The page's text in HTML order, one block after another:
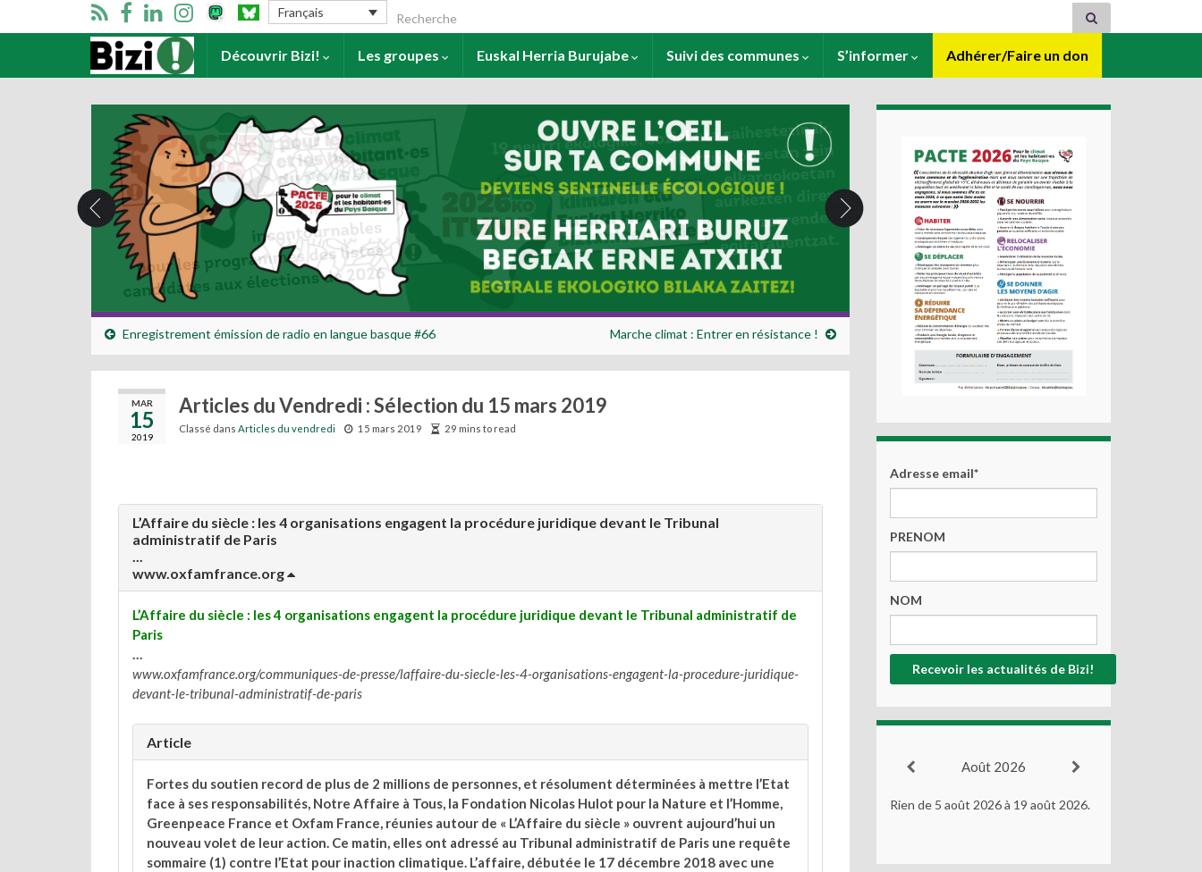
Français Search for:
Accueil Découvrir Bizi! Les groupes Euskal Herria Burujabe Suivi des communes S’informer Adhérer/Faire un don
Enregistrement émission de radio en langue basque #66 Marche climat : Entrer en résistance !
MAR
15
2019
Articles du Vendredi : Sélection du 15 mars 2019
Classé dans Articles du vendredi 15 mars 2019 29 mins to read
L’Affaire du siècle : les 4 organisations engagent la procédure juridique devant le Tribunal
administratif de Paris
...
www.oxfamfrance.org
L’Affaire du siècle : les 4 organisations engagent la procédure juridique devant le Tribunal administratif de
Paris
…
www.oxfamfrance.org/communiques-de-presse/laffaire-du-siecle-les-4-organisations-engagent-la-procedure-juridique-
devant-le-tribunal-administratif-de-paris
Article
Fortes du soutien record de plus de 2 millions de personnes, et résolument déterminées à mettre l’Etat
face à ses responsabilités, Notre Affaire à Tous, la Fondation Nicolas Hulot pour la Nature et l’Homme,
Greenpeace France et Oxfam France, réunies autour de « L’Affaire du siècle » ouvrent aujourd’hui un
nouveau volet de leur action. Ce matin, elles ont adressé au Tribunal administratif de Paris une requête
sommaire (1) contre l’Etat pour inaction climatique. L’affaire, débutée le 17 décembre 2018 avec une
Adresse email*
PRENOM
NOM
Août 2026
Rien de 5 août 2026 à 19 août 2026.